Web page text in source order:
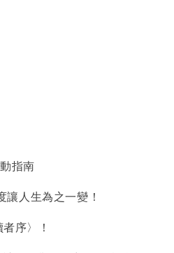
指南
人生為之一變！
序〉！